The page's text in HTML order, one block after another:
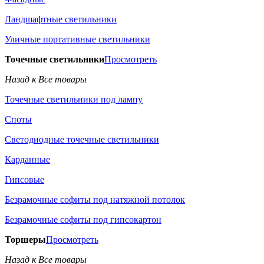
Ландшафтные светильники
Уличные портативные светильники
Точечные светильникиПросмотреть
Назад к Все товары
Точечные светильники под лампу
Споты
Светодиодные точечные светильники
Карданные
Гипсовые
Безрамочные софиты под натяжной потолок
Безрамочные софиты под гипсокартон
ТоршерыПросмотреть
Назад к Все товары